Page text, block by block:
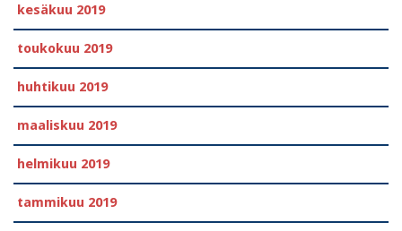
kesäkuu 2019
toukokuu 2019
huhtikuu 2019
maaliskuu 2019
helmikuu 2019
tammikuu 2019